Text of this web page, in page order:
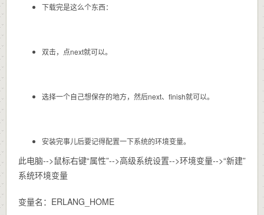
下载完是这么个东西：
双击，点next就可以。
选择一个自己想保存的地方，然后next、finish就可以。
安装完事儿后要记得配置一下系统的环境变量。
此电脑-->鼠标右键“属性”-->高级系统设置-->环境变量-->“新建”
系统环境变量
变量名：ERLANG_HOME